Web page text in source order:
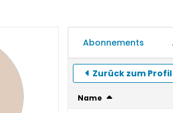
Abonnements
Zurück zum Profil
Name